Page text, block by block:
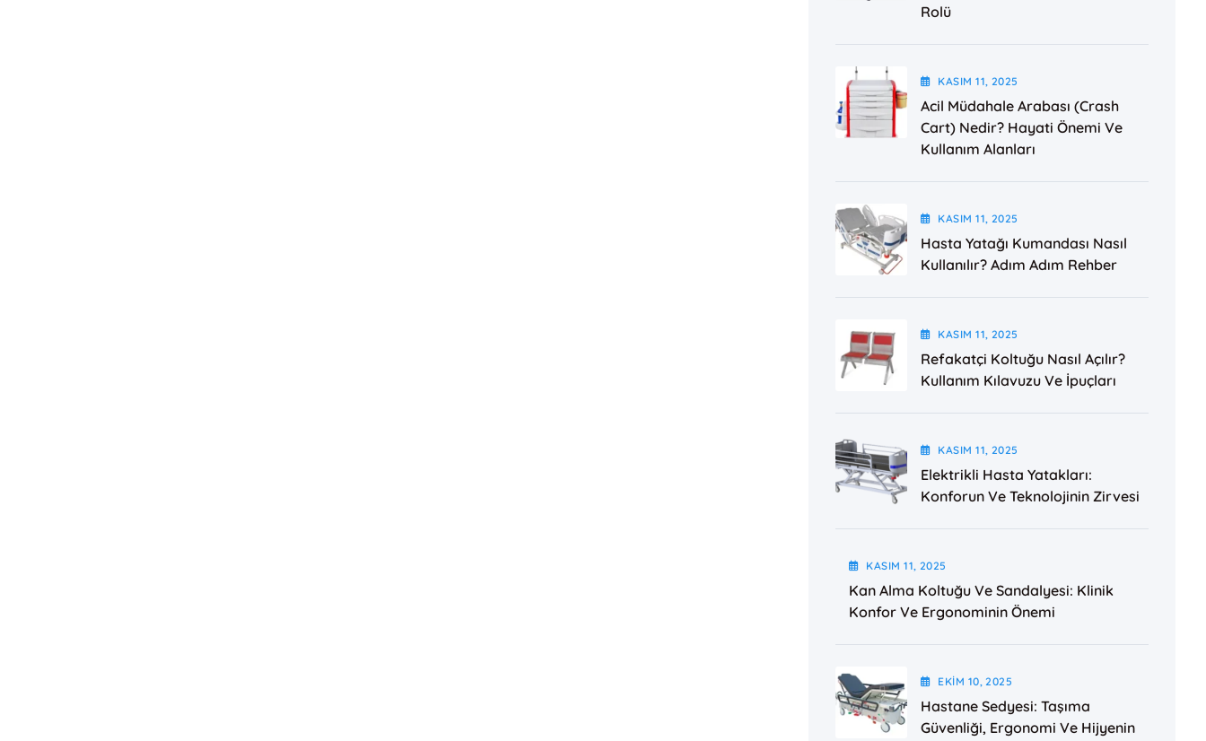
Rolü
KASIM11, 2025
Acil Müdahale Arabası (Crash
Cart) Nedir? Hayati Önemi Ve
Kullanım Alanları
KASIM11, 2025
Hasta Yatağı Kumandası Nasıl
Kullanılır? Adım Adım Rehber
KASIM11, 2025
Refakatçi Koltuğu Nasıl Açılır?
Kullanım Kılavuzu Ve İpuçları
KASIM11, 2025
Elektrikli Hasta Yatakları:
Konforun Ve Teknolojinin Zirvesi
KASIM11, 2025
Kan Alma Koltuğu Ve Sandalyesi: Klinik
Konfor Ve Ergonominin Önemi
EKIM 10, 2025
Hastane Sedyesi: Taşıma
Güvenliği, Ergonomi Ve Hijyenin